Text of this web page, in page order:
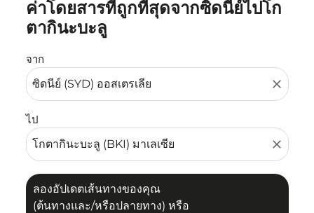
ค่าโดยสารที่ถูกที่สุดจากซิดนีย์ไปโก
ตากินะบะลู
จาก
close
ไป
close
ลองอัปเดตเส้นทางของคุณ
(ต้นทางและ/หรือปลายทาง) หรือ
ลองอัปเดตเส้นทางของคุณ (ต้นทางและ/หรือปลายทาง) หรื